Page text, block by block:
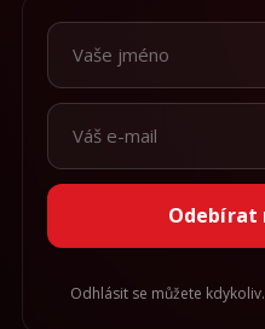
Odhlásit se můžete